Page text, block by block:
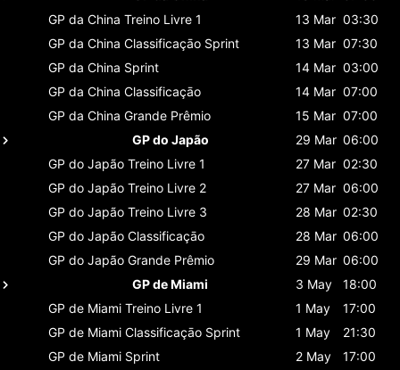
GP da China Treino Livre 1 13 Mar 03:30
GP da China Classificaçāo Sprint 13 Mar 07:30
GP da China Sprint 14 Mar 03:00
GP da China Classificaçāo 14 Mar 07:00
GP da China Grande Prêmio 15 Mar 07:00
GP do Japão
29 Mar 06:00
GP do Japão Treino Livre 1 27 Mar 02:30
GP do Japão Treino Livre 2 27 Mar 06:00
GP do Japão Treino Livre 3 28 Mar 02:30
GP do Japão Classificaçāo 28 Mar 06:00
GP do Japão Grande Prêmio 29 Mar 06:00
GP de Miami
3 May
18:00
GP de Miami Treino Livre 1 1 May
17:00
GP de Miami Classificaçāo Sprint 1 May
21:30
GP de Miami Sprint 2 May
17:00